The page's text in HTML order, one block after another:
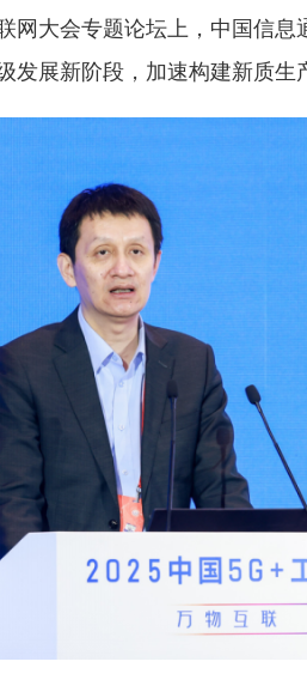
网大会专题论坛上，中国信
发展新阶段，加速构建新质生